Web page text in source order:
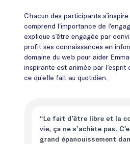
Chacun des participants
comprend l’importance de
explique s’être engagée par
profit ses connaissances en
domaine du web pour aider
inspirante est animée par l’esprit
ce qu’elle fait au quotidien.
“Le fait d’être libre et la
vie, ça ne s’achète pas.
grand épanouissement